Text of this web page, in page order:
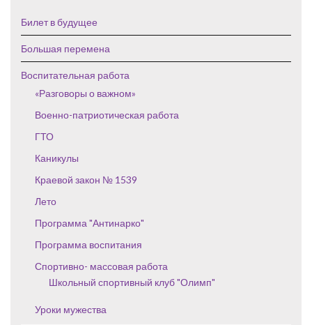
Билет в будущее
Большая перемена
Воспитательная работа
«Разговоры о важном»
Военно-патриотическая работа
ГТО
Каникулы
Краевой закон № 1539
Лето
Программа "Антинарко"
Программа воспитания
Спортивно- массовая работа
Школьный спортивный клуб "Олимп"
Уроки мужества